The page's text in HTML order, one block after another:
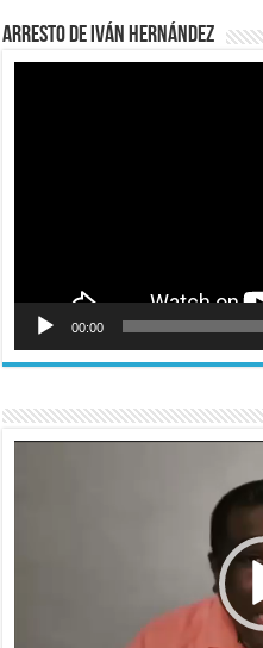
Arresto de Iván Hernández
00:00
Reproductor